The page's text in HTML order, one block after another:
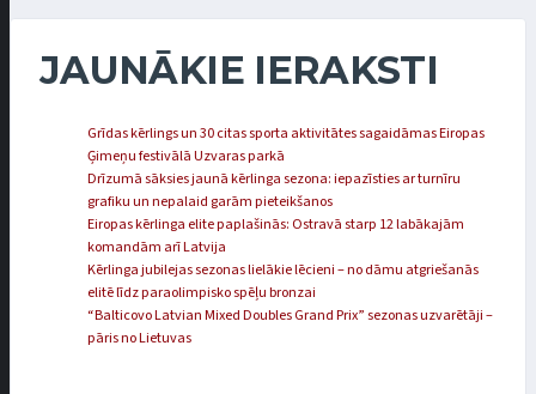
JAUNĀKIE IERAKSTI
Grīdas kērlings un 30 citas sporta aktivitātes sagaidāmas Eiropas
Ģimeņu festivālā Uzvaras parkā
Drīzumā sāksies jaunā kērlinga sezona: iepazīsties ar turnīru
grafiku un nepalaid garām pieteikšanos
Eiropas kērlinga elite paplašinās: Ostravā starp 12 labākajām
komandām arī Latvija
Kērlinga jubilejas sezonas lielākie lēcieni – no dāmu atgriešanās
elitē līdz paraolimpisko spēļu bronzai
“Balticovo Latvian Mixed Doubles Grand Prix” sezonas uzvarētāji –
pāris no Lietuvas